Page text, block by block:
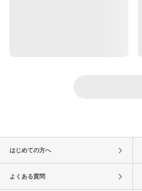
はじめての方へ
よくある質問